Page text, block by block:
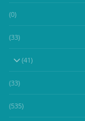
(0)
(33)
(41)
(33)
(535)